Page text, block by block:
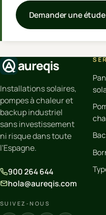
Demander une
aureqis
Installations solaires,
pompes à chaleur et
backup industriel
sans investissement
ni risque dans toute
l'Espagne.
900 264 644
hola@aureqis.com
SUIVEZ-NOUS